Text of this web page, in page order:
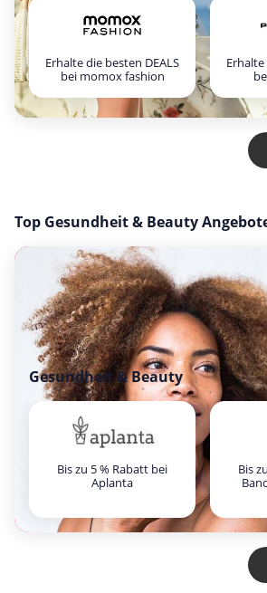
Erhalte die besten DEALS
bei momox fashion
Erhalte
Top Gesundheit & Beauty
Gesundheit & Beauty
Bis zu 5 % Rabatt bei
Aplanta
Bis